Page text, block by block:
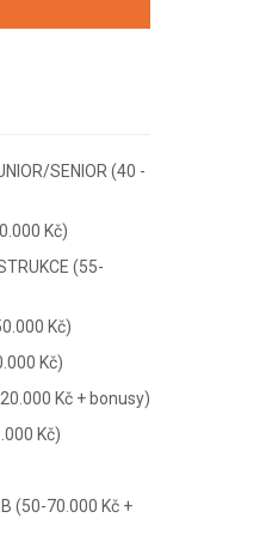
SENIOR (40 -
Kč)
(55-
Kč)
Kč)
Kč + bonusy)
Kč)
(50-70.000 Kč +